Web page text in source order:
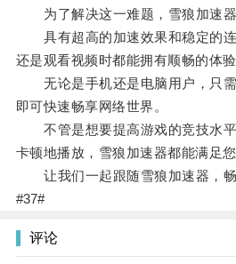
为了解决这一难题，雪狼加速器
具有超高的加速效果和稳定的连
还是观看视频时都能拥有顺畅的体验
无论是手机还是电脑用户，只需
即可快速畅享网络世界。
不管是想要提高游戏的竞技水平
卡顿地播放，雪狼加速器都能满足您
让我们一起跟随雪狼加速器，畅
#37#
评论